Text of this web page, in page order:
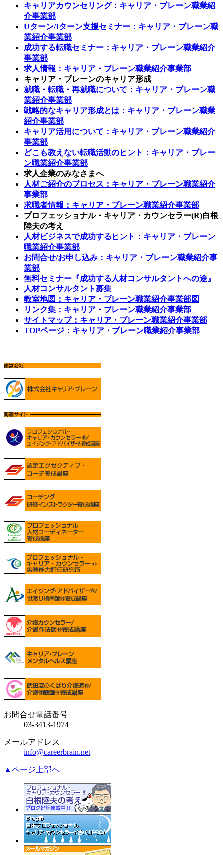
キャリアカウンセリング：キャリア・ブレーン職業紹
介事業部
Uターン/Iターン支援セミナー：キャリア・ブレーン職
業紹介事業部
成功する転職セミナー：キャリア・ブレーン職業紹介
事業部
求人情報：キャリア・ブレーン職業紹介事業部
キャリア・ブレーンのキャリア形成
就職・転職・再就職について：キャリア・ブレーン職
業紹介事業部
戦略的なキャリア形成とは：キャリア・ブレーン職業
紹介事業部
キャリア活用について：キャリア・ブレーン職業紹介
事業部
どこも教えない転職活動のヒント：キャリア・ブレー
ン職業紹介事業部
求人企業のみなさまへ
人材ご紹介のプロセス：キャリア・ブレーン職業紹介
事業部
求職者情報：キャリア・ブレーン職業紹介事業部
プロフェッショナル・キャリア・カウンセラー(R)白根
陸夫の考え
人材ビジネスで成功するヒント：キャリア・ブレーン
職業紹介事業部
お問合せ/お申し込み：キャリア・ブレーン職業紹介事
業部
無料セミナー『成功する人材コンサルタントへの途』
人材コンサルタント募集
教室地図：キャリア・ブレーン職業紹介事業部図
リンク集：キャリア・ブレーン職業紹介事業部
サイトマップ：キャリア・ブレーン職業紹介事業部
TOPページ：キャリア・ブレーン職業紹介事業部
お問合せ電話番号
03-3413-1974
メールアドレス
info@careerbrain.net
▲ページ上部へ